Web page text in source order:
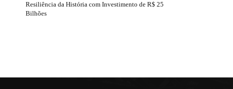
Resiliência da História com Investimento de R$ 25
Bilhões